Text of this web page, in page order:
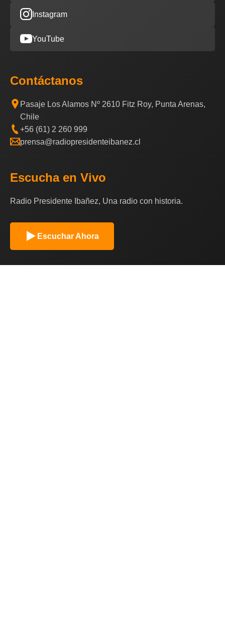
Instagram
YouTube
Contáctanos
Pasaje Los Alamos Nº 2610 Fitz Roy, Punta Arenas,
Chile
+56 (61) 2 260 999
prensa@radiopresidenteibanez.cl
Escucha en Vivo
Radio Presidente Ibañez, Una radio con historia.
Escuchar Ahora